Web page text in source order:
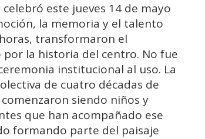
este jueves 14 de mayo
la memoria y el talento
transformaron el
la historia del centro. No fue
institucional al uso. La
de cuatro décadas de
siendo niños y
que han acompañado ese
formando parte del paisaje